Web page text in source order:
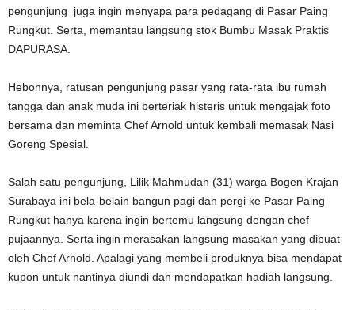
pengunjung juga ingin menyapa para pedagang di Pasar Paing
Rungkut. Serta, memantau langsung stok Bumbu Masak Praktis
DAPURASA.
Hebohnya, ratusan pengunjung pasar yang rata-rata ibu rumah
tangga dan anak muda ini berteriak histeris untuk mengajak foto
bersama dan meminta Chef Arnold untuk kembali memasak Nasi
Goreng Spesial.
Salah satu pengunjung, Lilik Mahmudah (31) warga Bogen Krajan
Surabaya ini bela-belain bangun pagi dan pergi ke Pasar Paing
Rungkut hanya karena ingin bertemu langsung dengan chef
pujaannya. Serta ingin merasakan langsung masakan yang dibuat
oleh Chef Arnold. Apalagi yang membeli produknya bisa mendapat
kupon untuk nantinya diundi dan mendapatkan hadiah langsung.